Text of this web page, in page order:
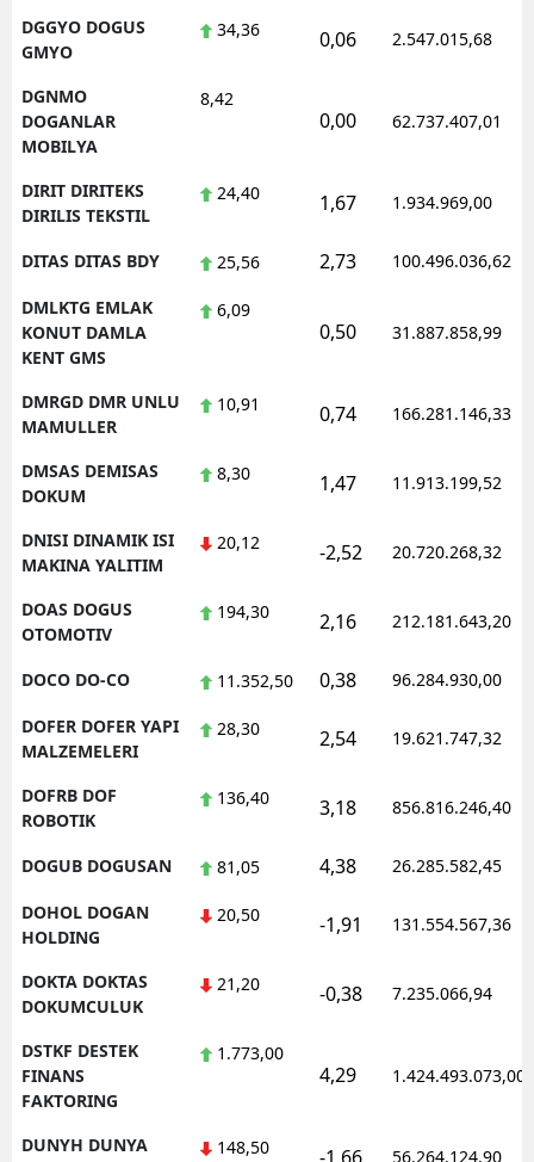
DGGYO DOGUS
GMYO
34,36 0,06 2.547.015,68
DGNMO
DOGANLAR
MOBILYA
8,42
0,00 62.737.407,01
DIRIT DIRITEKS
DIRILIS TEKSTIL
24,40 1,67 1.934.969,00
DITAS DITAS BDY 25,56 2,73 100.496.036,62
DMLKTG EMLAK
KONUT DAMLA
KENT GMS
6,09
0,50 31.887.858,99
DMRGD DMR UNLU
MAMULLER
10,91 0,74 166.281.146,33
DMSAS DEMISAS
DOKUM
8,30 1,47 11.913.199,52
DNISI DINAMIK ISI
MAKINA YALITIM
20,12 -2,52 20.720.268,32
DOAS DOGUS
OTOMOTIV
194,30 2,16 212.181.643,20
DOCO DO-CO 11.352,50 0,38 96.284.930,00
DOFER DOFER YAPI
MALZEMELERI
28,30 2,54 19.621.747,32
DOFRB DOF
ROBOTIK
136,40 3,18 856.816.246,40
DOGUB DOGUSAN 81,05 4,38 26.285.582,45
DOHOL DOGAN
HOLDING
20,50 -1,91 131.554.567,36
DOKTA DOKTAS
DOKUMCULUK
21,20 -0,38 7.235.066,94
DSTKF DESTEK
FINANS
FAKTORING
1.773,00
4,29 1.424.493.073,00
DUNYH DUNYA
148,50 56.264.124,90